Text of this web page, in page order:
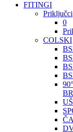
FITINGI
Priključci
0
COLSKI